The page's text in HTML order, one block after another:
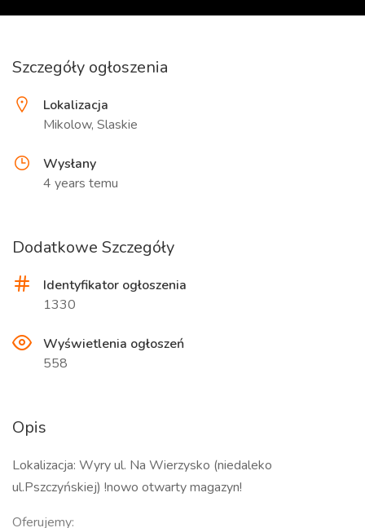
Szczegóły ogłoszenia
Lokalizacja
Mikolow, Slaskie
Wysłany
4 years temu
Dodatkowe Szczegóły
Identyfikator ogłoszenia
1330
Wyświetlenia ogłoszeń
558
Opis
Lokalizacja: Wyry ul. Na Wierzysko (niedaleko
ul.Pszczyńskiej) !nowo otwarty magazyn!
Oferujemy: